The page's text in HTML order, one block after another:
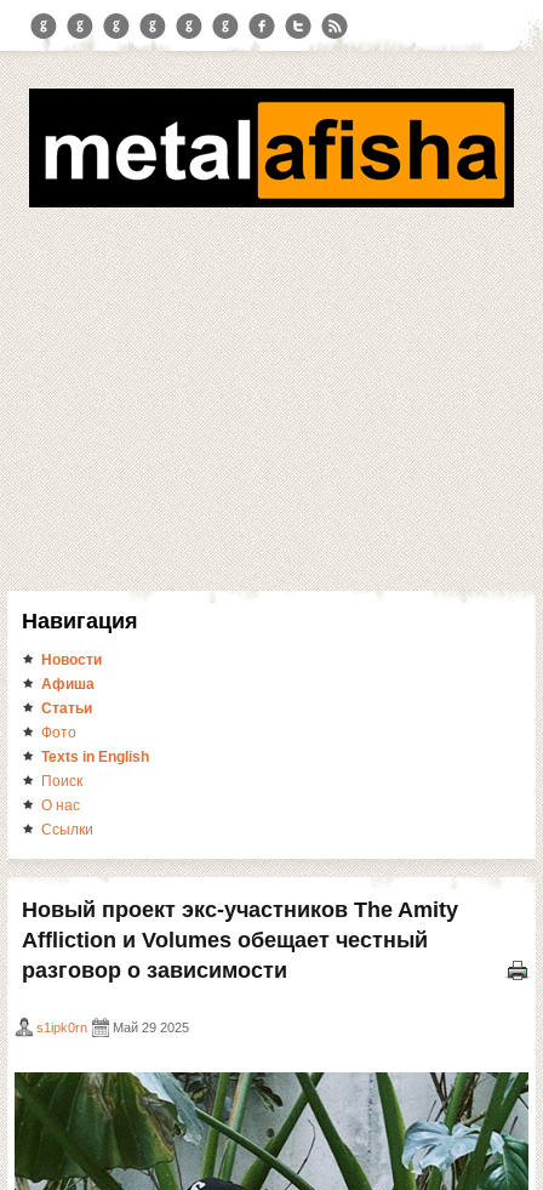
Навигация
Новости
Афиша
Статьи
Фото
Texts in English
Поиск
О нас
Ссылки
Новый проект экс-участников The Amity
Affliction и Volumes обещает честный
разговор о зависимости
s1ipk0rn Май 29 2025